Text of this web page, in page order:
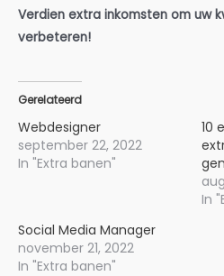
Verdien extra inkomsten om uw
verbeteren!
Gerelateerd
Webdesigner
september 22, 2022
In "Extra banen"
10
In
Social Media Manager
november 21, 2022
In "Extra banen"